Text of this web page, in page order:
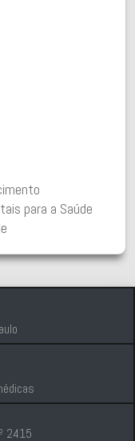
para a Saúde
2415